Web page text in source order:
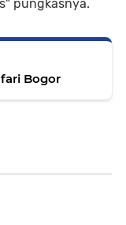
pungkasnya.
Bogor